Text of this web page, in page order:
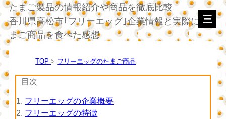
たまご製品の情報紹介や商品を徹底比較
香川県高松市｢フリーエッグ｣企業情報と実際にた
まご商品を食べた感想
TOP フリーエッグのたまご商品
目次
1. フリーエッグの企業概要
2. フリーエッグの特徴